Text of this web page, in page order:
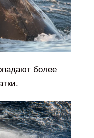
более